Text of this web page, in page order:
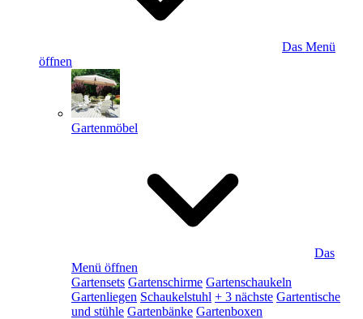
Das Menü
öffnen
Gartenmöbel
Das
Menü öffnen
Gartensets Gartenschirme Gartenschaukeln
Gartenliegen Schaukelstuhl + 3 nächste Gartentische
und stühle Gartenbänke Gartenboxen